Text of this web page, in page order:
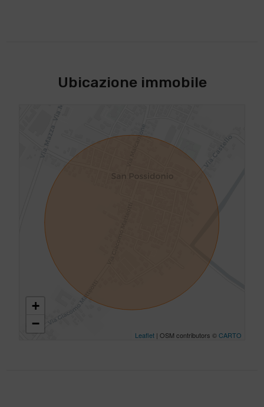
Ubicazione immobile
+
−
Leaflet| OSM contributors ©CARTO